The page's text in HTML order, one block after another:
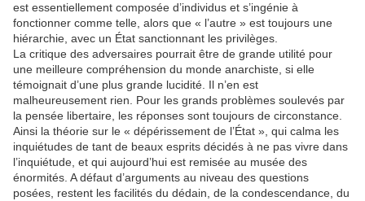
est essentiellement composée d’individus et s’ingénie à
fonctionner comme telle, alors que « l’autre » est toujours une
hiérarchie, avec un État sanctionnant les privilèges.
La critique des adversaires pourrait être de grande utilité pour
une meilleure compréhension du monde anarchiste, si elle
témoignait d’une plus grande lucidité. Il n’en est
malheureusement rien. Pour les grands problèmes soulevés par
la pensée libertaire, les réponses sont toujours de circonstance.
Ainsi la théorie sur le « dépérissement de l’État », qui calma les
inquiétudes de tant de beaux esprits décidés à ne pas vivre dans
l’inquiétude, et qui aujourd’hui est remisée au musée des
énormités. A défaut d’arguments au niveau des questions
posées, restent les facilités du dédain, de la condescendance, du